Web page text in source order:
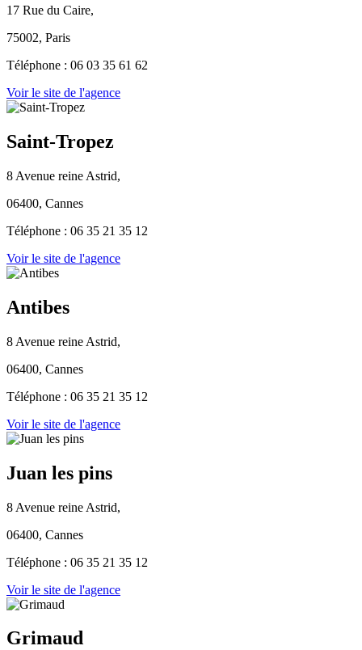
17 Rue du Caire,
75002, Paris
Téléphone : 06 03 35 61 62
Voir le site de l'agence
Saint-Tropez
8 Avenue reine Astrid,
06400, Cannes
Téléphone : 06 35 21 35 12
Voir le site de l'agence
Antibes
8 Avenue reine Astrid,
06400, Cannes
Téléphone : 06 35 21 35 12
Voir le site de l'agence
Juan les pins
8 Avenue reine Astrid,
06400, Cannes
Téléphone : 06 35 21 35 12
Voir le site de l'agence
Grimaud